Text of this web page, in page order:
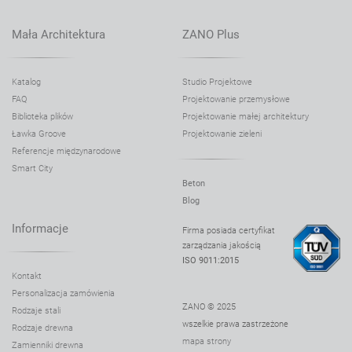
Donica Rock 06.043.XXL
Donica Scandik 06.046.S
Donica Scandik 06.046.M
Donica Scandik 06.146.S
Donica Simple 06.040.S
Donica Simple 06.040.L
Mała Architektura
Katalog
FAQ
Biblioteka plików
Ławka Groove
Referencje międzynarodowe
Smart City
ZANO Plus
Studio Projektowe
Projektowanie przemysłowe
Projektowanie małej architektury
Projektowanie zieleni
Beton
Blog
Informacje
Kontakt
Personalizacja zamówienia
Rodzaje stali
Rodzaje drewna
Zamienniki drewna
Firma posiada certyfikat
zarządzania jakością
ISO 9011:2015
ZANO © 2025
wszelkie prawa zastrzeżone
mapa strony